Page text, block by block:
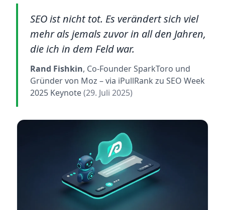
SEO ist nicht tot. Es verändert sich viel
mehr als jemals zuvor in all den Jahren,
die ich in dem Feld war.
Rand Fishkin, Co-Founder SparkToro und
Gründer von Moz – via iPullRank zu SEO Week
2025 Keynote(29. Juli 2025)